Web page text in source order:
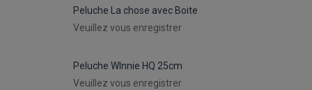
Peluche La chose avec Boite
Veuillez vous enregistrer
Peluche WInnie HQ 25cm
Veuillez vous enregistrer